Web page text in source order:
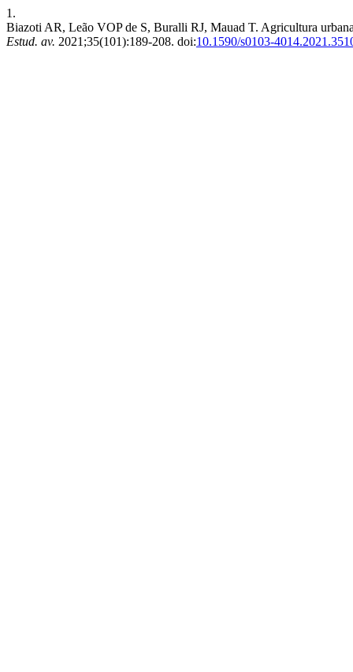
1.
Biazoti AR, Leão VOP de S, Buralli RJ, Mauad T. Agricultura
Estud. av. 2021;35(101):189-208. doi:10.1590/s0103-